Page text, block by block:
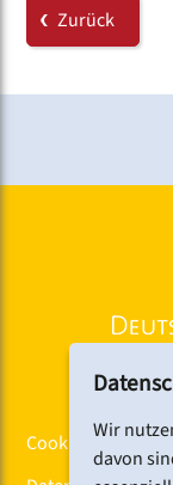
Link:
Zurück
Cookiebanner
Wir
davon